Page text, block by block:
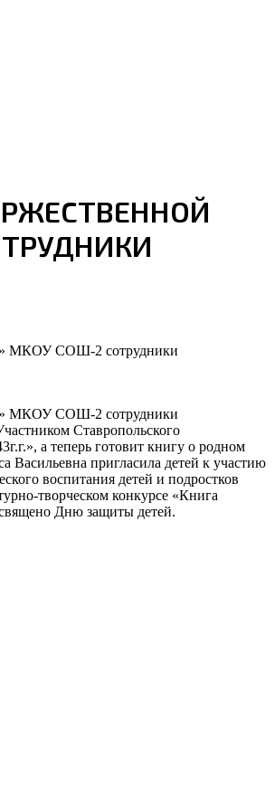
МКОУ СОШ-2 сотрудники
МКОУ СОШ-2 сотрудники
Ставропольского
а теперь готовит книгу о родном
Васильевна пригласила детей к участию
воспитания детей и подростков
творческом конкурсе «Книга
Дню защиты детей.